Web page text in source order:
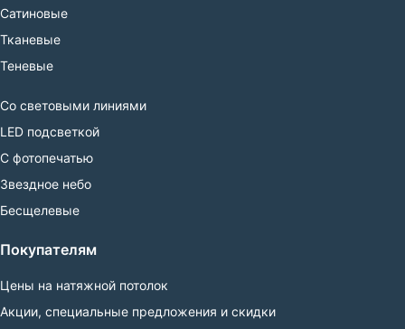
Сатиновые
Тканевые
Теневые
Со световыми линиями
LED подсветкой
С фотопечатью
Звездное небо
Бесщелевые
Покупателям
Цены на натяжной потолок
Акции, специальные предложения и скидки